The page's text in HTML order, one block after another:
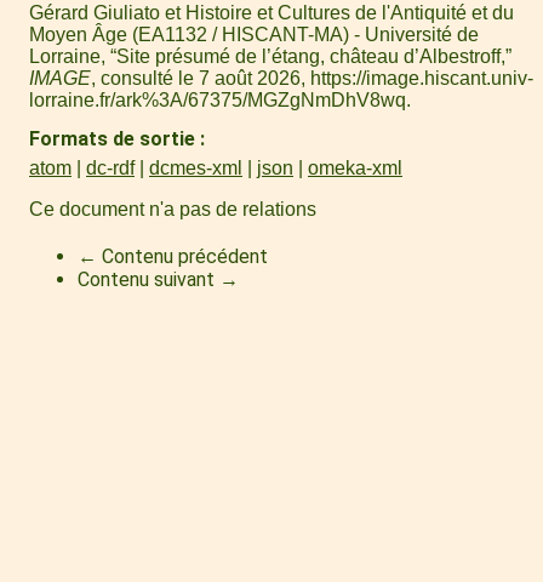
Gérard Giuliato et Histoire et Cultures de l'Antiquité et du
Moyen Âge (EA1132 / HISCANT-MA) - Université de
Lorraine, “Site présumé de l’étang, château d’Albestroff,”
IMAGE, consulté le 7 août 2026, https://image.hiscant.univ-
lorraine.fr/ark%3A/67375/MGZgNmDhV8wq.
Formats de sortie
atom dc-rdf dcmes-xml json
omeka-xml
Ce document n'a pas de relations
← Contenu précédent
Contenu suivant →